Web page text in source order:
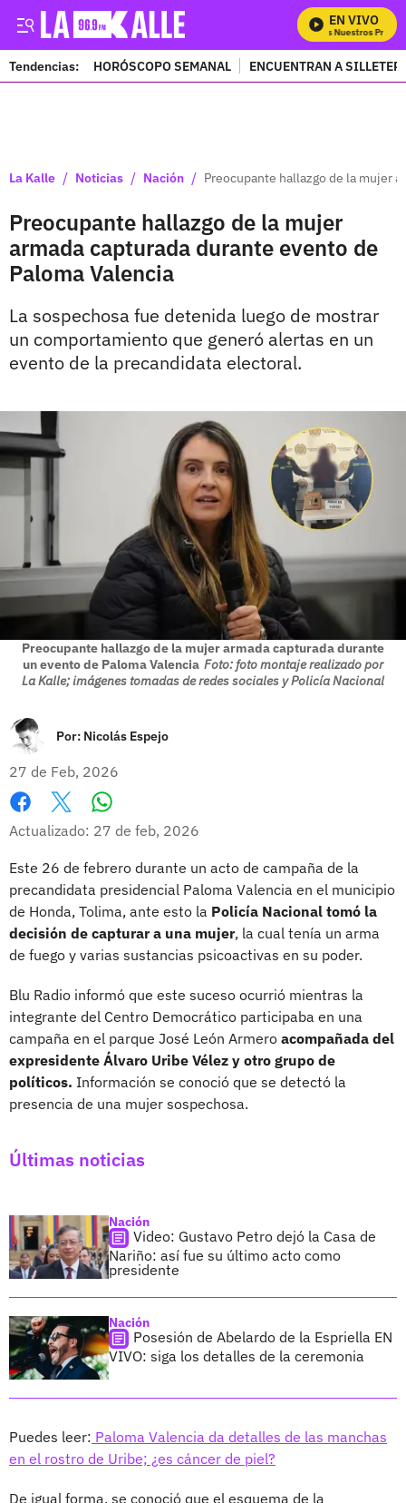
EN VIVO
Mira Todos Nuestros
Tendencias: HORÓSCOPO SEMANAL ENCUENTRAN A
La Kalle / Noticias / Nación / Preocupante hallazgo de la mujer
Preocupante hallazgo de la mujer
armada capturada durante evento de
Paloma Valencia
La sospechosa fue detenida luego de mostrar
un comportamiento que generó alertas en un
evento de la precandidata electoral.
Preocupante hallazgo de la mujer armada capturada durante
un evento de Paloma Valencia Foto: foto montaje realizado por
La Kalle; imágenes tomadas de redes sociales y Policía Nacional
Por: Nicolás Espejo
27 de Feb, 2026
Facebook
X
Actualizado: 27 de feb, 2026
Este 26 de febrero durante un acto de campaña de la
precandidata presidencial Paloma Valencia en el municipio
de Honda, Tolima, ante esto la Policía Nacional tomó la
decisión de capturar a una mujer, la cual tenía un arma
de fuego y varias sustancias psicoactivas en su poder.
Blu Radio informó que este suceso ocurrió mientras la
integrante del Centro Democrático participaba en una
campaña en el parque José León Armero acompañada del
expresidente Álvaro Uribe Vélez y otro grupo de
políticos. Información se conoció que se detectó la
presencia de una mujer sospechosa.
Últimas noticias
Nación
Video: Gustavo Petro dejó la Casa de
Nariño: así fue su último acto como
presidente
Nación
Posesión de Abelardo de la Espriella EN
VIVO: siga los detalles de la ceremonia
Puedes leer: Paloma Valencia da detalles de las manchas
en el rostro de Uribe; ¿es cáncer de piel?
De igual forma, se conoció que el esquema de la